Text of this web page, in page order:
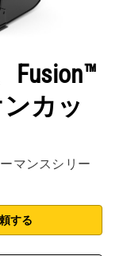
Fusion™
カッ
マンスシリー
する